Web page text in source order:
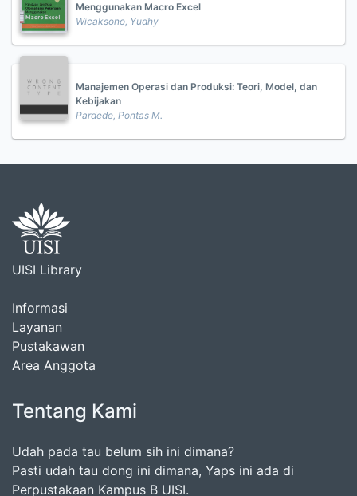
Menggunakan Macro Excel
Wicaksono, Yudhy
Manajemen Operasi dan Produksi: Teori, Model, dan
Kebijakan
Pardede, Pontas M.
UISI Library
Informasi
Layanan
Pustakawan
Area Anggota
Tentang Kami
Udah pada tau belum sih ini dimana?
Pasti udah tau dong ini dimana, Yaps ini ada di
Perpustakaan Kampus B UISI.